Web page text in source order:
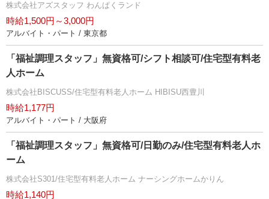
株式会社アズスタッフ わんぱくランド
時給1,500円～3,000円
アルバイト・パート / 東京都
「福祉調理スタッフ」無資格可/シフト相談可/住宅型有料老
人ホーム
株式会社BISCUSS/住宅型有料老人ホーム HIBISU西豊川
時給1,177円
アルバイト・パート / 大阪府
「福祉調理スタッフ」無資格可/日勤のみ/住宅型有料老人ホ
ーム
株式会社S301/住宅型有料老人ホーム ナーシングホームかりん
時給1,140円